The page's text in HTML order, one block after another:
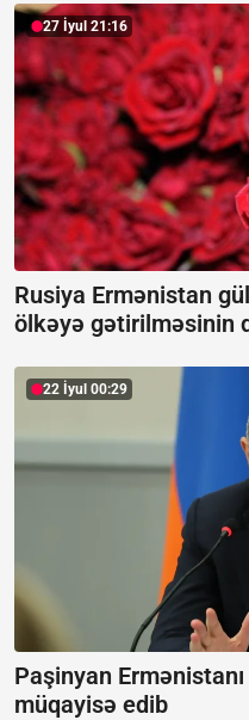
27 İyul 21:16
Rusiya Ermənistan
ölkəyə gətirilməsinin
22 İyul 00:29
Paşinyan
müqayisə edib